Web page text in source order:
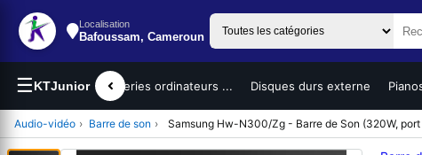
Localisation
Bafoussam, Cameroun
☰KTJunior
portables Batteries ordinateurs ... Disques durs externe
Audio-vidéo › Barre de son › Samsung Hw-N300/Zg - Barre de Son (320W,